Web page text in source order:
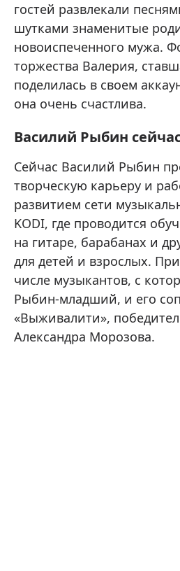
гостей развлекали
шутками знаменитые
новоиспеченного мужа.
торжества Валерия,
поделилась в своем
она очень счастлива.
Василий Рыбин
Сейчас Василий Рыбин
творческую карьеру и
развитием сети
KODI, где проводится
на гитаре, барабанах и
для детей и взрослых.
числе музыкантов, с
Рыбин-младший, и его
«Выживалити»,
Александра Морозова.